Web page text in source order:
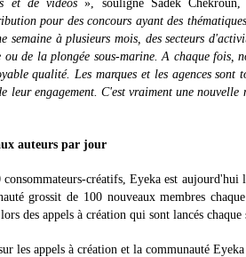
et de vidéos », souligne Sadek Chekroun,
pour des concours ayant des
semaine à plusieurs mois, des secteurs
de la plongée sous-marine. A chaque fois,
qualité. Les marques et les agences sont
leur engagement. C'est vraiment une nouvelle
auteurs par jour
consommateurs-créatifs, Eyeka est
grossit de 100 nouveaux membres
des appels à création qui sont lancés chaque
les appels à création et la communauté